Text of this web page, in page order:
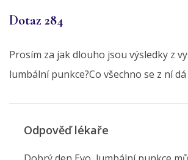
Dotaz 284
Prosím za jak dlouho jsou výsledky z
lumbální punkce?Co všechno se z ní
Odpověď lékaře